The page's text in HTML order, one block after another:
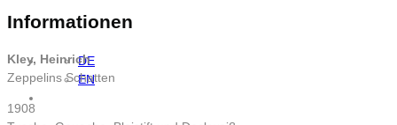
DE
EN
Informationen
Kley, Heinrich
Zeppelins Schatten
1908